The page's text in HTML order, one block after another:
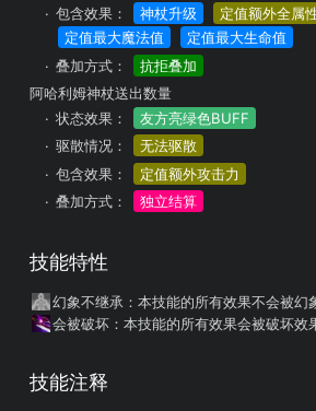
包含效果：
神杖升级
定值额外全属
定值最大魔法值
定值最大生命值
叠加方式：
抗拒叠加
阿哈利姆神杖送出数量
状态效果：
友方亮绿色BUFF
驱散情况：
无法驱散
包含效果：
定值额外攻击力
叠加方式：
独立结算
技能特性
幻象不继承 ：本技能的所有效果不会被幻
会被破坏 ：本技能的所有效果会被破坏效
技能注释